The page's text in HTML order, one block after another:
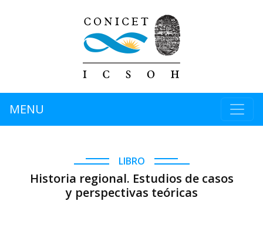
MENU
LIBRO
Historia regional. Estudios de casos
y perspectivas teóricas